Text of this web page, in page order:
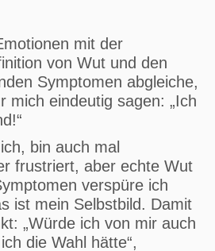
mit der
von Wut und den
Symptomen abgleiche,
mich eindeutig sagen: „Ich
bin auch mal
frustriert, aber echte Wut
verspüre ich
ist mein Selbstbild. Damit
„Würde ich von mir auch
die Wahl hätte“,